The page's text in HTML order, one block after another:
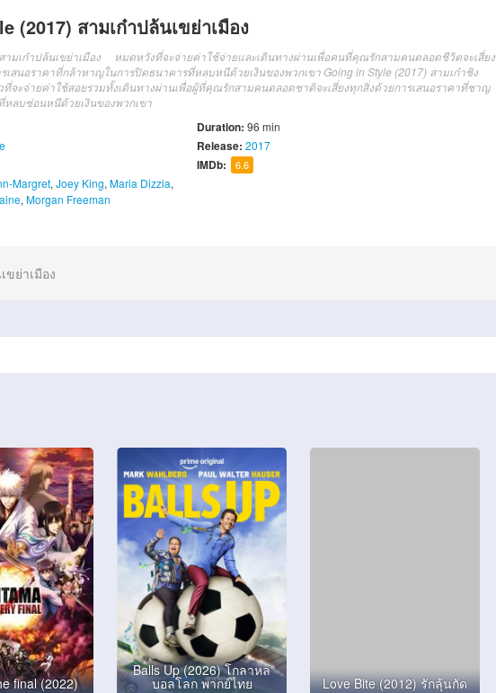
(2017) สามเก๋าปล้นเขย่าเมือง
ามเก๋าปล้นเขย่าเมือง หมดหวังที่จะจ่ายค่าใช้จ่ายและเดินทางผ่านเพื่อคนที่คุณรักสามคนตลอดชีวิตจะเสี่ยง
เสนอราคาที่กล้าหาญในการปิดธนาคารที่หลบหนีด้วยเงินของพวกเขา Going in Style (2017) สามเก๋าชิง
ที่จะจ่ายค่าใช้สอยรวมทั้งเดินทางผ่านเพื่อผู้ที่คุณรักสามคนตลอดชาติจะเสี่ยงทุกสิ่งด้วยการเสนอราคาที่ชาญ
ลบซ่อนหนีด้วยเงินของพวกเขา
Margret, Joey King, Maria Dizzia,
, Morgan Freeman
Duration: 96 min
Release:2017
IMDb: 6.6
ขย่าเมือง
final (2022)
Balls Up (2026) โกลาหล
บอลโลก พากย์ไทย Love Bite (2012) รักลุ้นกัด